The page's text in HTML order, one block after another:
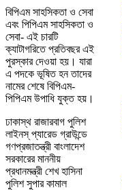
বিপিএম সাহসিকতা ও সেবা
এবং পিপিএম সাহসিকতা ও
সেবা- এই চারটি
ক্যাটাগরিতে প্রতিবছর এই
পুরস্কার দেওয়া হয়। যারা
এ পদকে ভূষিত হন তাদের
নামের শেষে বিপিএম-
পিপিএম উপাধি যুক্ত হয়।
ঢাকাস্থ রাজারবাগ পুলিশ
লাইনস্ প্যারেড গ্রাউন্ডে
গণপ্রজাতন্ত্রী বাংলাদেশ
সরকারের মাননীয়
প্রধানমন্ত্রী শেখ হাসিনা
পুলিশ সুপার কামাল